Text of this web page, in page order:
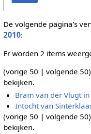
De volgende pagina's
2010:
Er worden 2 items
(vorige 50 | volgende 50
bekijken.
Bram van der Vlugt
Intocht van
(vorige 50 | volgende 50
bekijken.